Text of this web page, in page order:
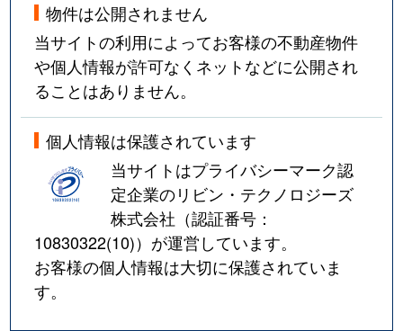
物件は公開されません
当サイトの利用によってお客様の不動産物件
や個人情報が許可なくネットなどに公開され
ることはありません。
個人情報は保護されています
当サイトはプライバシーマーク認
定企業のリビン・テクノロジーズ
株式会社（認証番号：
10830322(10)）が運営しています。
お客様の個人情報は大切に保護されていま
す。